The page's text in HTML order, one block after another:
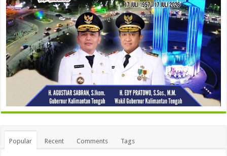
Popular Recent Comments Tags